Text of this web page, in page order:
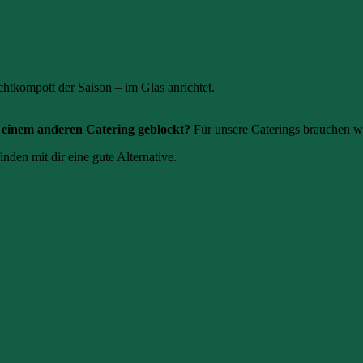
der Saison – im Glas anrichtet.
anderen Catering geblockt? Für unsere Caterings brauchen
mit dir eine gute Alternative.